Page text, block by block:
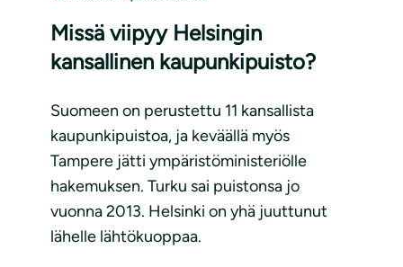
Missä viipyy Helsingin
kansallinen kaupunkipuisto?
Suomeen on perustettu 11 kansallista
kaupunkipuistoa, ja keväällä myös
Tampere jätti ympäristöministeriölle
hakemuksen. Turku sai puistonsa jo
vuonna 2013. Helsinki on yhä juuttunut
lähelle lähtökuoppaa.